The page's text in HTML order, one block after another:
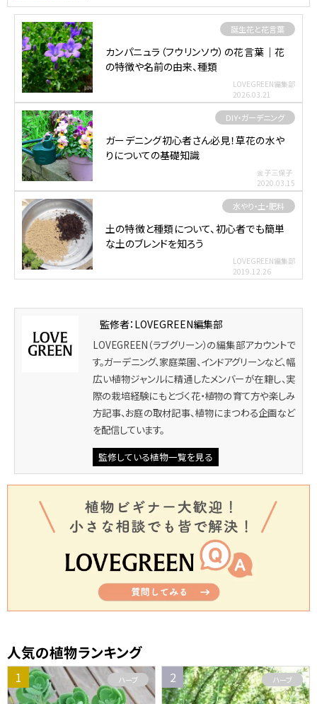
誕生花と花言葉
カンパニュラ（フウリンソウ）の花言葉｜花
の特徴や名前の由来、種類
LOVEGREEN編集部
2026.03.21
DIY・ガーデニング
ガーデニング初心者さん必見！草花の水や
りについての基礎知識
金子三保子
2020.03.15
水やり・土・肥料
土の特徴と種類について、初心者でも簡単
な土のブレンドを知ろう
LOVEGREEN編集部
2019.12.26
監修者：LOVEGREEN編集部
LOVEGREEN（ラブグリーン）の編集部アカウントで
す。ガーデニング、家庭菜園、インドアグリーンなど、幅
広い植物ジャンルに精通したメンバーが在籍し、実
際の栽培経験にもとづく花・植物の育て方や楽しみ
方記事、お庭の取材記事、植物にまつわる企画など
を配信しています。
監修している植物一覧を見る
人気の植物ランキング
ハーブ ハーブ